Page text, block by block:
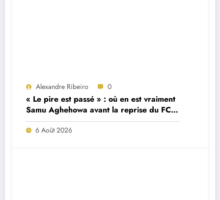
Alexandre Ribeiro 0
« Le pire est passé » : où en est vraiment
Samu Aghehowa avant la reprise du FC
Porto ?
6 Août 2026